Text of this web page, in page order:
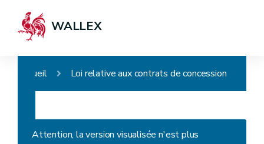
WALLEX
Accueil Loi relative aux contrats de concession
Attention, la version visualisée n'est plus